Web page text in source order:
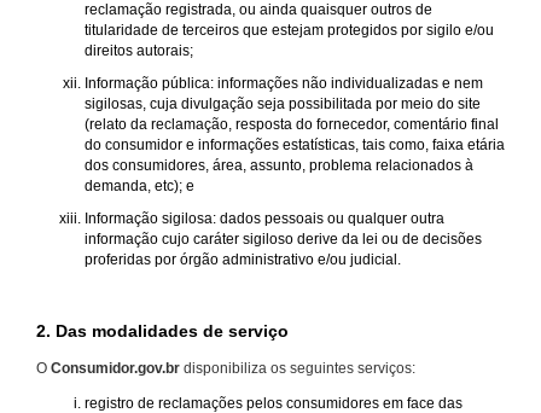
reclamação registrada, ou ainda quaisquer outros de
titularidade de terceiros que estejam protegidos por sigilo e/ou
direitos autorais;
Informação pública: informações não individualizadas e nem
sigilosas, cuja divulgação seja possibilitada por meio do site
(relato da reclamação, resposta do fornecedor, comentário final
do consumidor e informações estatísticas, tais como, faixa etária
dos consumidores, área, assunto, problema relacionados à
demanda, etc); e
Informação sigilosa: dados pessoais ou qualquer outra
informação cujo caráter sigiloso derive da lei ou de decisões
proferidas por órgão administrativo e/ou judicial.
2. Das modalidades de serviço
O Consumidor.gov.br disponibiliza os seguintes serviços:
registro de reclamações pelos consumidores em face das